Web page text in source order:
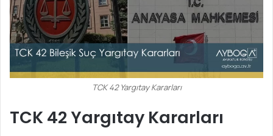
TCK 42 Yargıtay Kararları
TCK 42 Yargıtay Kararları